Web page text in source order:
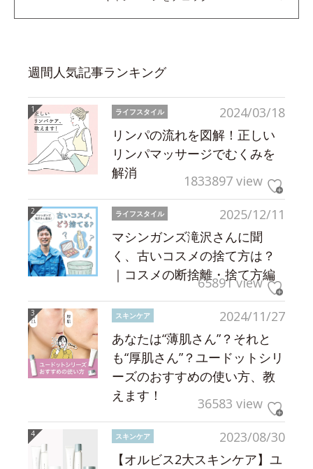
週間人気記事ランキング
2024/03/18
ライフスタイル
リンパの流れを図解！正しい
リンパマッサージでむくみを
解消
1833897 view
2025/12/11
ライフスタイル
マシンガンズ滝沢さんに聞
く、古いコスメの捨て方は？
｜コスメの断捨離・捨て方編
65891 view
2024/11/27
スキンケア
あなたは“薄肌さん”？それと
も“厚肌さん”？ユードットシリ
ーズのおすすめの使い方、教
えます！
36583 view
2023/08/30
スキンケア
【オルビス2大スキンケア】ユ